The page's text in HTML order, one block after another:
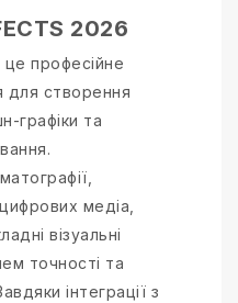
2026
це професійне
для створення
графіки та
медіа,
візуальні
точності та
інтеграції з